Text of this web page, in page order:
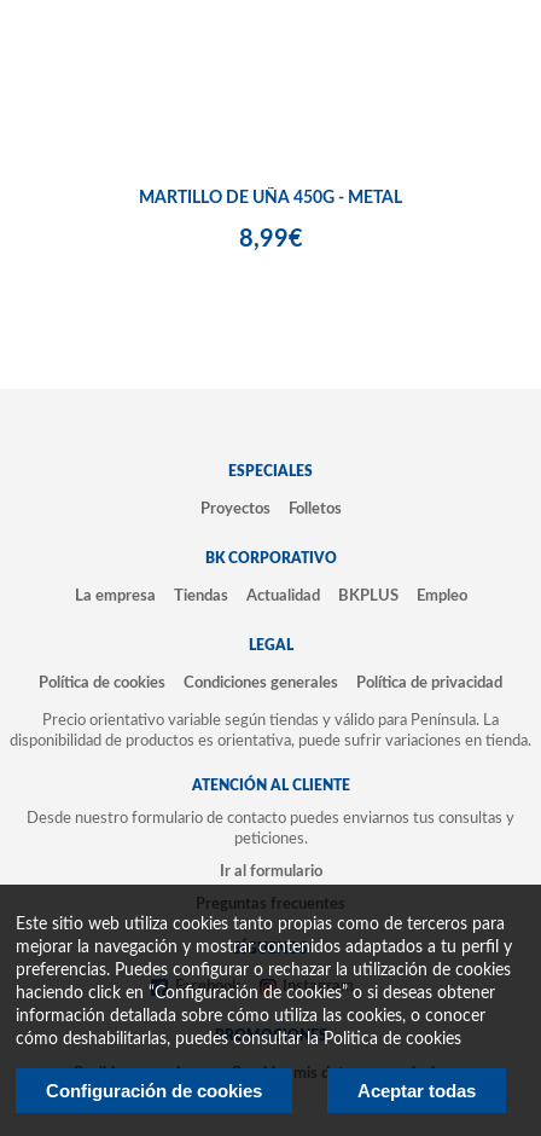
MARTILLO DE UÑA 450G - METAL
8,99€
ESPECIALES
Proyectos Folletos
BK CORPORATIVO
La empresa Tiendas Actualidad BKPLUS Empleo
LEGAL
Política de cookies Condiciones generales Política de privacidad
Precio orientativo variable según tiendas y válido para Península. La
disponibilidad de productos es orientativa, puede sufrir variaciones en tienda.
ATENCIÓN AL CLIENTE
Desde nuestro formulario de contacto puedes enviarnos tus consultas y
peticiones.
Ir al formulario
Preguntas frecuentes
SÍGUENOS
Facebook Instagram
PROMOCIONES
Recibir promociones Cambiar mis datos y suscripciones
Este sitio web utiliza cookies tanto propias como de terceros para
mejorar la navegación y mostrar contenidos adaptados a tu perfil y
preferencias. Puedes configurar o rechazar la utilización de cookies
haciendo click en “Configuración de cookies” o si deseas obtener
información detallada sobre cómo utiliza las cookies, o conocer
cómo deshabilitarlas, puedes consultar laPolitica de cookies
Configuración de cookies Aceptar todas